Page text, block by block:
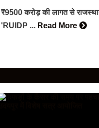
₹9500 करोड़ की लागत से
'RUIDP ... Read More